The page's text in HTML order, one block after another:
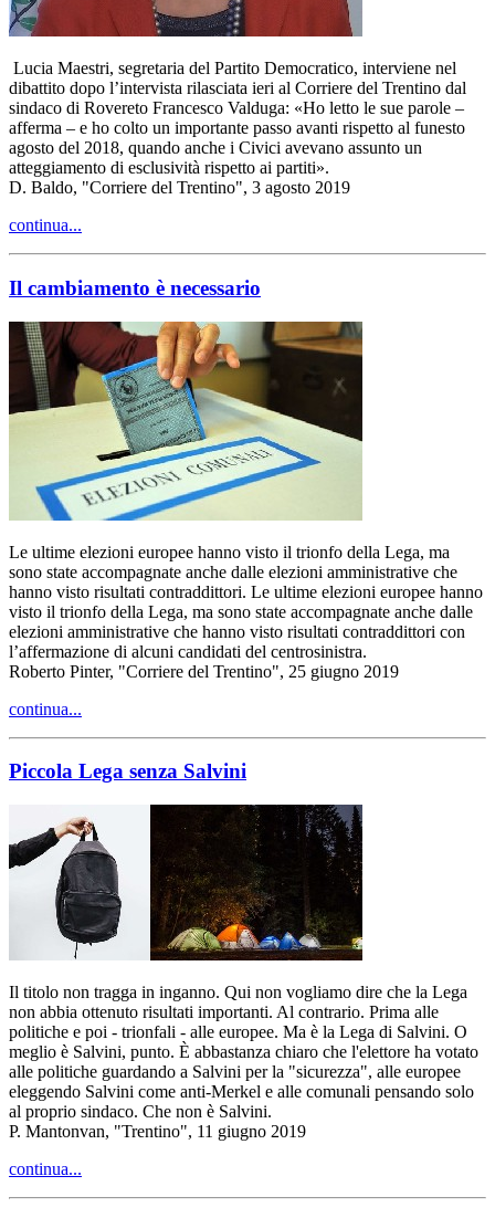
Lucia Maestri, segretaria del Partito Democratico, interviene nel
dibattito dopo l’intervista rilasciata ieri al Corriere del Trentino dal
sindaco di Rovereto Francesco Valduga: «Ho letto le sue parole –
afferma – e ho colto un importante passo avanti rispetto al funesto
agosto del 2018, quando anche i Civici avevano assunto un
atteggiamento di esclusività rispetto ai partiti».
D. Baldo, "Corriere del Trentino", 3 agosto 2019
continua...
Il cambiamento è necessario
Le ultime elezioni europee hanno visto il trionfo della Lega, ma
sono state accompagnate anche dalle elezioni amministrative che
hanno visto risultati contraddittori. Le ultime elezioni europee hanno
visto il trionfo della Lega, ma sono state accompagnate anche dalle
elezioni amministrative che hanno visto risultati contraddittori con
l’affermazione di alcuni candidati del centrosinistra.
Roberto Pinter, "Corriere del Trentino", 25 giugno 2019
continua...
Piccola Lega senza Salvini
Il titolo non tragga in inganno. Qui non vogliamo dire che la Lega
non abbia ottenuto risultati importanti. Al contrario. Prima alle
politiche e poi - trionfali - alle europee. Ma è la Lega di Salvini. O
meglio è Salvini, punto. È abbastanza chiaro che l'elettore ha votato
alle politiche guardando a Salvini per la "sicurezza", alle europee
eleggendo Salvini come anti-Merkel e alle comunali pensando solo
al proprio sindaco. Che non è Salvini.
P. Mantonvan, "Trentino", 11 giugno 2019
continua...